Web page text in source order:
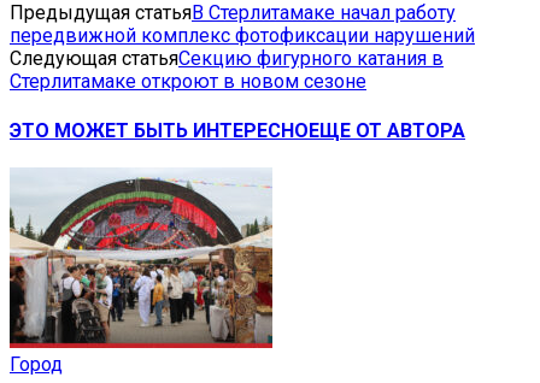
Предыдущая статьяВ Стерлитамаке начал работу
передвижной комплекс фотофиксации нарушений
Следующая статьяСекцию фигурного катания в
Стерлитамаке откроют в новом сезоне
ЭТО МОЖЕТ БЫТЬ ИНТЕРЕСНОЕЩЕ ОТ АВТОРА
Город